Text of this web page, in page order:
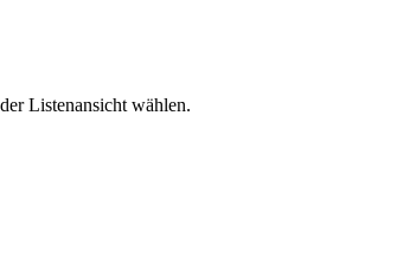
Listenansicht wählen.